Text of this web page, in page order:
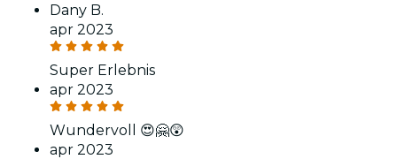
Dany B.
apr 2023
Super Erlebnis
apr 2023
Wundervoll 😍🤗😲
apr 2023